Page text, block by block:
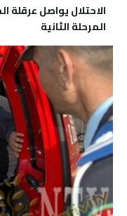
الاحتلال يواصل
المرحلة الثانية